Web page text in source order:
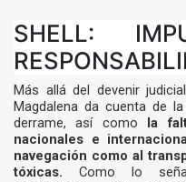
SHELL:
Más allá del devenir
Magdalena da cuenta de
derrame, así como la
nacionales e
navegación como al
tóxicas. Como lo